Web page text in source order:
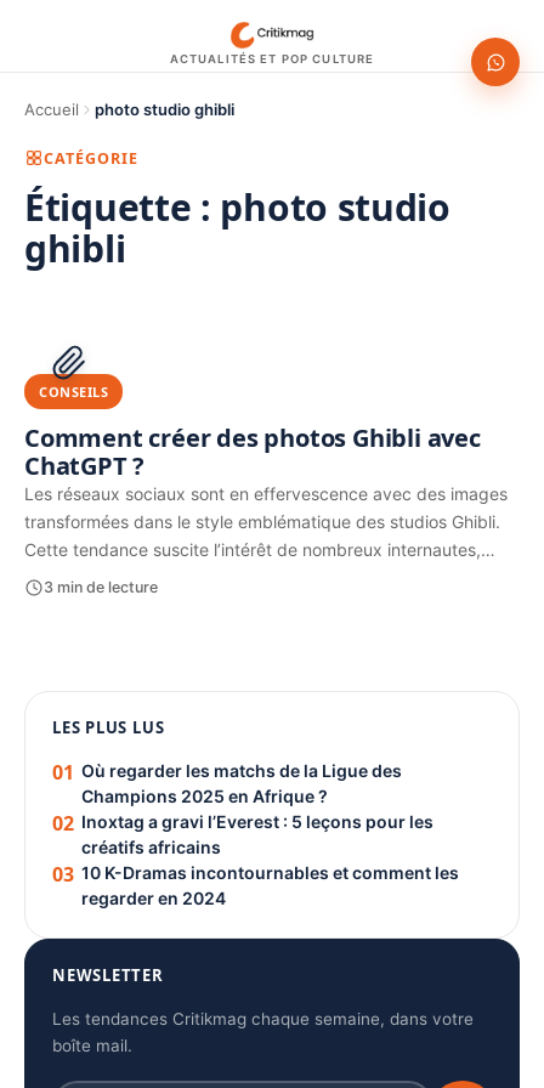
ACTUALITÉS ET POP CULTURE
Accueil photo studio ghibli
CATÉGORIE
Étiquette : photo studio
ghibli
PUBLICITÉ
CONSEILS
Comment créer des photos Ghibli avec
ChatGPT ?
Les réseaux sociaux sont en effervescence avec des images
transformées dans le style emblématique des studios Ghibli.
Cette tendance suscite l’intérêt de nombreux internautes,…
3 min de lecture
PUBLICITÉ
LES PLUS LUS
01 Où regarder les matchs de la Ligue des
Champions 2025 en Afrique ?
02 Inoxtag a gravi l’Everest : 5 leçons pour les
créatifs africains
03 10 K-Dramas incontournables et comment les
regarder en 2024
NEWSLETTER
Les tendances Critikmag chaque semaine, dans votre
boîte mail.